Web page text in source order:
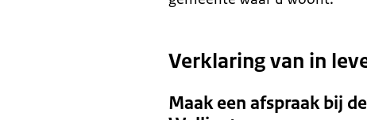
Verklaring van in
Maak een afspraak bij